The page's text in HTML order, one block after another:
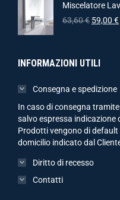
Miscelatore
63,60€ 59,00 €
INFORMAZIONI UTILI
Consegna e spedizione
In caso di consegna
salvo espressa indicazione
Prodotti vengono di
domicilio indicato dal
Diritto di recesso
Contatti